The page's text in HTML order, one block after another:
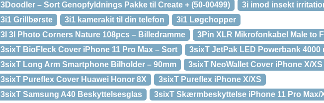
3Doodler – Sort Genopfyldnings Pakke til Create + (50-00499)
3i imod insekt
3i1 Grillbørste
3i1 kamerakit til din telefon
3i1 Løgchopper
3l 3l Photo Corners Nature 108pcs – Billedramme
3Pin XLR Mikrofonkabel Male to
3sixT BioFleck Cover iPhone 11 Pro Max – Sort
3sixT JetPak LED Powerbank 4000
3sixT Long Arm Smartphone Bilholder – 90mm
3sixT NeoWallet Cover iPhone X/XS
3sixT Pureflex Cover Huawei Honor 8X
3sixT Pureflex iPhone X/XS
3sixT Samsung A40 Beskyttelsesglas
3sixT Skærmbeskyttelse iPhone 11 Pro Max/